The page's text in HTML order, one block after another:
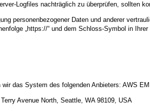
Logfiles nachträglich zu überprüfen, sollten
personenbezogener Daten und anderer
„https://“ und dem Schloss-Symbol in
das System des folgenden Anbieters: AWS
Avenue North, Seattle, WA 98109, USA